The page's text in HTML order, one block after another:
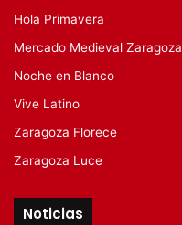
Hola Primavera
Mercado Medieval Zaragoza
Noche en Blanco
Vive Latino
Zaragoza Florece
Zaragoza Luce
Noticias